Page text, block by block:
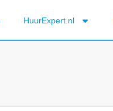
HuurExpert.nl